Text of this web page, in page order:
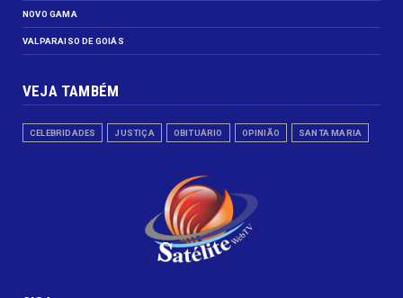
NOVO GAMA
VALPARAISO DE GOIÁS
VEJA TAMBÉM
CELEBRIDADES JUSTIÇA OBITUÁRIO OPINIÃO SANTA MARIA